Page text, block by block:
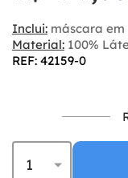
Inclui: máscara
Material: 100%
REF: 42159-0